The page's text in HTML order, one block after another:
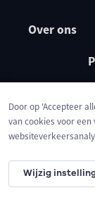
Over ons
Door op 'Accepteer
van cookies voor
Wijzig